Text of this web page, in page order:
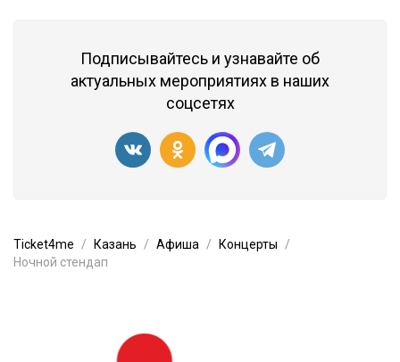
Подписывайтесь и узнавайте об
актуальных мероприятиях в наших
соцсетях
Ticket4me Казань Афиша
Концерты
Ночной стендап